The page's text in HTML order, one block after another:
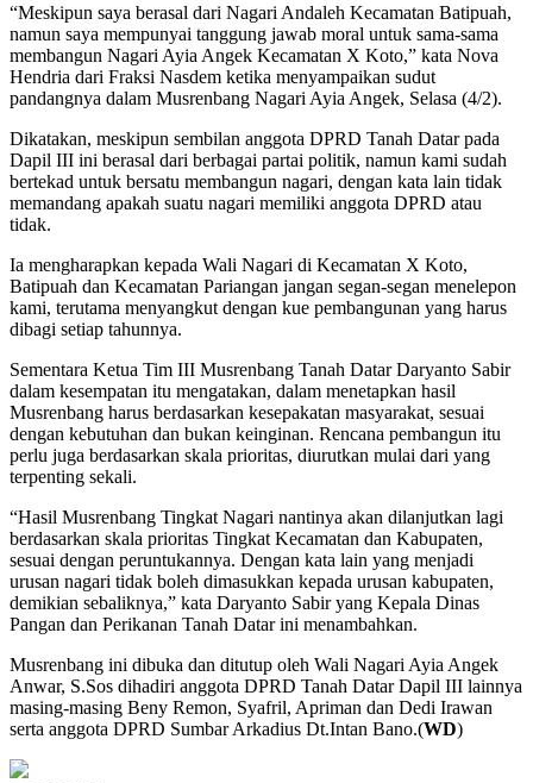
“Meskipun saya berasal dari Nagari Andaleh Kecamatan Batipuah,
namun saya mempunyai tanggung jawab moral untuk sama-sama
membangun Nagari Ayia Angek Kecamatan X Koto,” kata Nova
Hendria dari Fraksi Nasdem ketika menyampaikan sudut
pandangnya dalam Musrenbang Nagari Ayia Angek, Selasa (4/2).
Dikatakan, meskipun sembilan anggota DPRD Tanah Datar pada
Dapil III ini berasal dari berbagai partai politik, namun kami sudah
bertekad untuk bersatu membangun nagari, dengan kata lain tidak
memandang apakah suatu nagari memiliki anggota DPRD atau
tidak.
Ia mengharapkan kepada Wali Nagari di Kecamatan X Koto,
Batipuah dan Kecamatan Pariangan jangan segan-segan menelepon
kami, terutama menyangkut dengan kue pembangunan yang harus
dibagi setiap tahunnya.
Sementara Ketua Tim III Musrenbang Tanah Datar Daryanto Sabir
dalam kesempatan itu mengatakan, dalam menetapkan hasil
Musrenbang harus berdasarkan kesepakatan masyarakat, sesuai
dengan kebutuhan dan bukan keinginan. Rencana pembangun itu
perlu juga berdasarkan skala prioritas, diurutkan mulai dari yang
terpenting sekali.
“Hasil Musrenbang Tingkat Nagari nantinya akan dilanjutkan lagi
berdasarkan skala prioritas Tingkat Kecamatan dan Kabupaten,
sesuai dengan peruntukannya. Dengan kata lain yang menjadi
urusan nagari tidak boleh dimasukkan kepada urusan kabupaten,
demikian sebaliknya,” kata Daryanto Sabir yang Kepala Dinas
Pangan dan Perikanan Tanah Datar ini menambahkan.
Musrenbang ini dibuka dan ditutup oleh Wali Nagari Ayia Angek
Anwar, S.Sos dihadiri anggota DPRD Tanah Datar Dapil III lainnya
masing-masing Beny Remon, Syafril, Apriman dan Dedi Irawan
serta anggota DPRD Sumbar Arkadius Dt.Intan Bano.(WD)